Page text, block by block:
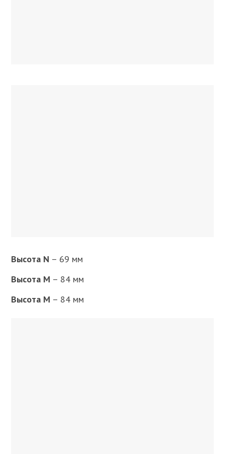
Высота N – 69 мм
Высота M – 84 мм
Высота M – 84 мм